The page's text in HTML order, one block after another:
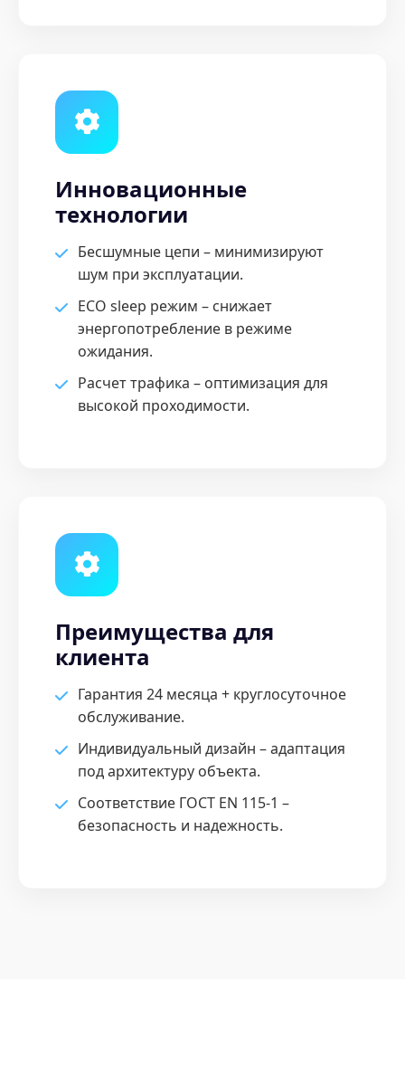
Инновационные
технологии
Бесшумные цепи – минимизируют
шум при эксплуатации.
ECO sleep режим – снижает
энергопотребление в режиме
ожидания.
Расчет трафика – оптимизация для
высокой проходимости.
Преимущества для
клиента
Гарантия 24 месяца + круглосуточное
обслуживание.
Индивидуальный дизайн – адаптация
под архитектуру объекта.
Соответствие ГОСТ EN 115-1 –
безопасность и надежность.